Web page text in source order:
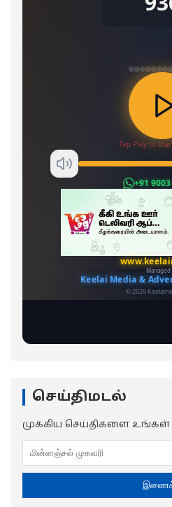
செய்திமடல்
முக்கிய செய்திகளை